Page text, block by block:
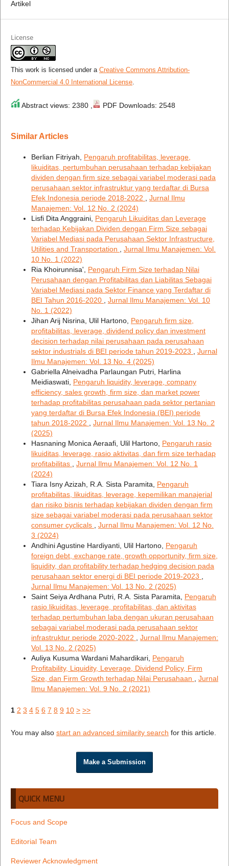
Artikel
License
This work is licensed under a Creative Commons Attribution-
NonCommercial 4.0 International License.
Abstract views: 2380 , PDF Downloads: 2548
Similar Articles
Berlian Fitriyah, Pengaruh profitabilitas, leverage,
likuiditas, pertumbuhan perusahaan terhadap kebijakan
dividen dengan firm size sebagai variabel moderasi pada
perusahaan sektor infrastruktur yang terdaftar di Bursa
Efek Indonesia periode 2018-2022
Jurnal Ilmu
Manajemen: Vol. 12 No. 2 (2024)
Lisfi Dita Anggraini, Pengaruh Likuiditas dan Leverage
terhadap Kebijakan Dividen dengan Firm Size sebagai
Variabel Mediasi pada Perusahaan Sektor Infrastructure,
Utilities and Transportation
Jurnal Ilmu Manajemen: Vol.
10 No. 1 (2022)
Ria Khoirunnisa', Pengaruh Firm Size terhadap Nilai
Perusahaan dengan Profitabilitas dan Liabilitas Sebagai
Variabel Mediasi pada Sektor Finance yang Terdaftar di
BEI Tahun 2016-2020
Jurnal Ilmu Manajemen: Vol. 10
No. 1 (2022)
Jihan Arij Nisrina, Ulil Hartono, Pengaruh firm size,
profitabilitas, leverage, dividend policy dan investment
decision terhadap nilai perusahaan pada perusahaan
sektor industrials di BEI periode tahun 2019-2023
Jurnal
Ilmu Manajemen: Vol. 13 No. 4 (2025)
Gabriella Alneivadha Parlaungan Putri, Harlina
Meidiaswati, Pengaruh liquidity, leverage, company
efficiency, sales growth, firm size, dan market power
terhadap profitabilitas perusahaan pada sektor pertanian
yang terdaftar di Bursa Efek Indonesia (BEI) periode
tahun 2018-2022
Jurnal Ilmu Manajemen: Vol. 13 No. 2
(2025)
Hasnaning Monica Aeraafi, Ulil Hartono, Pengaruh rasio
likuiditas, leverage, rasio aktivitas, dan firm size terhadap
profitabilitas
Jurnal Ilmu Manajemen: Vol. 12 No. 1
(2024)
Tiara Isny Azizah, R.A. Sista Paramita, Pengaruh
profitabilitas, likuiditas, leverage, kepemilikan manajerial
dan risiko bisnis terhadap kebijakan dividen dengan firm
size sebagai variabel moderasi pada perusahaan sektor
consumer cyclicals
Jurnal Ilmu Manajemen: Vol. 12 No.
3 (2024)
Andhini Agustine Hardiyanti, Ulil Hartono, Pengaruh
foreign debt, exchange rate, growth opportunity, firm size,
liquidity, dan profitability terhadap hedging decision pada
perusahaan sektor energi di BEI periode 2019-2023
Jurnal Ilmu Manajemen: Vol. 13 No. 2 (2025)
Saint Seiya Ardhana Putri, R.A. Sista Paramita, Pengaruh
rasio likuiditas, leverage, profitabilitas, dan aktivitas
terhadap pertumbuhan laba dengan ukuran perusahaan
sebagai variabel moderasi pada perusahaan sektor
infrastruktur periode 2020-2022
Jurnal Ilmu Manajemen:
Vol. 13 No. 2 (2025)
Auliya Kusuma Wardani Mahardikari, Pengaruh
Profitability, Liquidity, Leverage, Dividend Policy, Firm
Size, dan Firm Growth terhadap Nilai Perusahaan
Jurnal
Ilmu Manajemen: Vol. 9 No. 2 (2021)
1 2 3 4 5 6 7 8 9 10 > >>
You may also start an advanced similarity search for this article.
Make a Submission
QUICK MENU
Focus and Scope
Editorial Team
Reviewer Acknowledgment